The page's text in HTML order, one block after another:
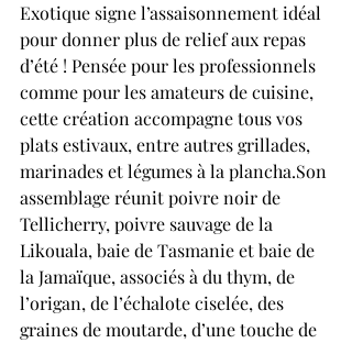
Exotique signe l’assaisonnement idéal
pour donner plus de relief aux repas
d’été ! Pensée pour les professionnels
comme pour les amateurs de cuisine,
cette création accompagne tous vos
plats estivaux, entre autres grillades,
marinades et légumes à la plancha.Son
assemblage réunit poivre noir de
Tellicherry, poivre sauvage de la
Likouala, baie de Tasmanie et baie de
la Jamaïque, associés à du thym, de
l’origan, de l’échalote ciselée, des
graines de moutarde, d’une touche de